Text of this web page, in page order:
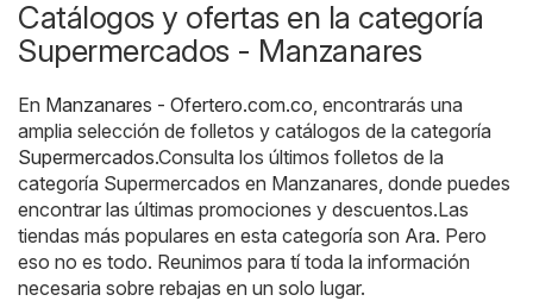
Catálogos y ofertas en la categoría
Supermercados - Manzanares
En Manzanares - Ofertero.com.co , encontrarás una
amplia selección de folletos y catálogos de la categoría
Supermercados.Consulta los últimos folletos de la
categoría Supermercados en Manzanares, donde puedes
encontrar las últimas promociones y descuentos.Las
tiendas más populares en esta categoría son Ara. Pero
eso no es todo. Reunimos para tí toda la información
necesaria sobre rebajas en un solo lugar.